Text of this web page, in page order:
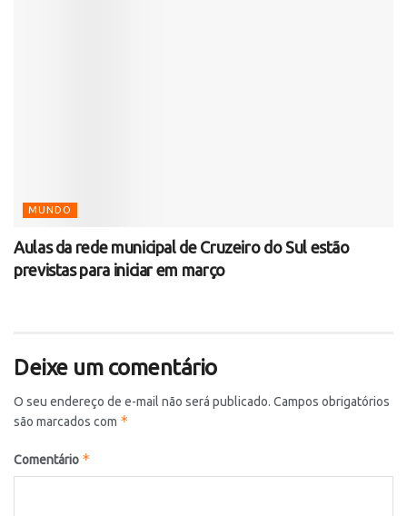
MUNDO
Aulas da rede municipal de Cruzeiro do Sul estão
previstas para iniciar em março
Deixe um comentário
O seu endereço de e-mail não será publicado. Campos obrigatórios
são marcados com *
Comentário *